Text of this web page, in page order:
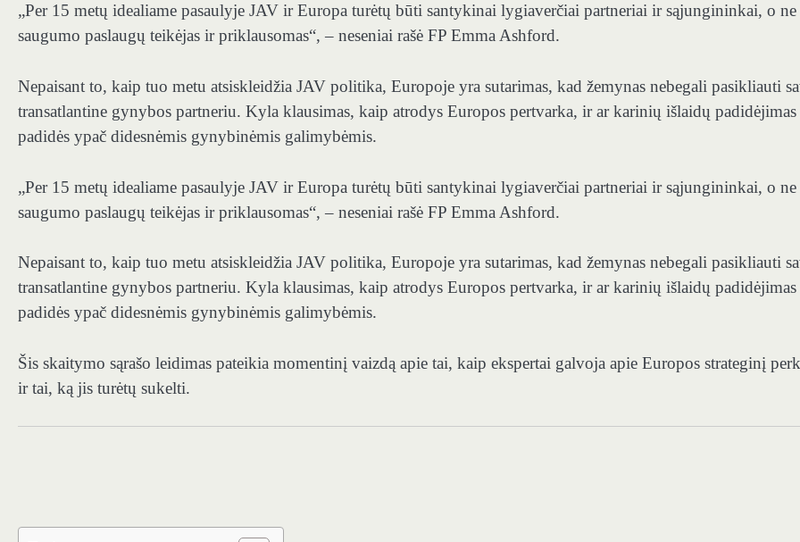
„Per 15 metų idealiame pasaulyje JAV ir Europa turėtų būti santykinai lygiaverčiai partneriai ir sąjungininkai, o ne
saugumo paslaugų teikėjas ir priklausomas“, – neseniai rašė FP Emma Ashford.
Nepaisant to, kaip tuo metu atsiskleidžia JAV politika, Europoje yra sutarimas, kad žemynas nebegali pasikliauti
transatlantine gynybos partneriu. Kyla klausimas, kaip atrodys Europos pertvarka, ir ar karinių išlaidų padidėjimas
padidės ypač didesnėmis gynybinėmis galimybėmis.
„Per 15 metų idealiame pasaulyje JAV ir Europa turėtų būti santykinai lygiaverčiai partneriai ir sąjungininkai, o ne
saugumo paslaugų teikėjas ir priklausomas“, – neseniai rašė FP Emma Ashford.
Nepaisant to, kaip tuo metu atsiskleidžia JAV politika, Europoje yra sutarimas, kad žemynas nebegali pasikliauti
transatlantine gynybos partneriu. Kyla klausimas, kaip atrodys Europos pertvarka, ir ar karinių išlaidų padidėjimas
padidės ypač didesnėmis gynybinėmis galimybėmis.
Šis skaitymo sąrašo leidimas pateikia momentinį vaizdą apie tai, kaip ekspertai galvoja apie Europos strateginį
ir tai, ką jis turėtų sukelti.